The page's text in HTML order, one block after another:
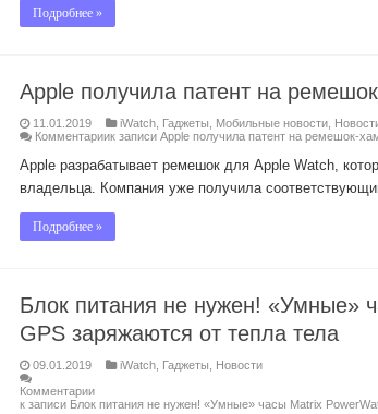
Подробнее »
Apple получила патент на
11.01.2019 iWatch, Гаджеты Мобильные новости,
Комментариик записи Apple получила патент на ремешок-
Apple разрабатывает ремешок для Apple Watch,
владельца. Компания уже получила
Подробнее »
Блок питания не нужен! «Умные»
GPS заряжаются от тепла тела
09.01.2019 iWatch, Гаджеты
Новости
Комментарии
к записи Блок питания не нужен! «Умные» часы Matrix